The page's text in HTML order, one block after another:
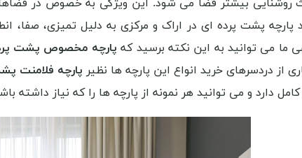
روشنایی بیشتر فضا می شود. این ویژگی به خصوص در
پشت پرده ای در اراک و مرکزی به دلیل تمیزی، صفا،
می توانید به این نکته برسید کهپارچه مخصوص پشت پرده
از دردسرهای خرید انواع این پارچه ها نظیر پارچه فلامنت
دارد و می توانید هر نمونه از پارچه ها را که نیاز داشته